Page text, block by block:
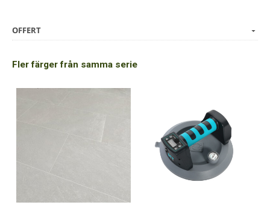
OFFERT
Fler färger från samma serie